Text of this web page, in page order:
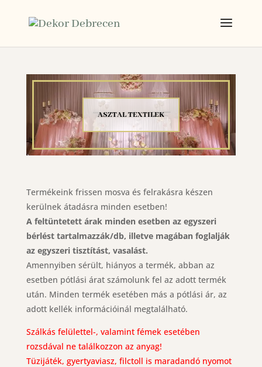
ASZTAL TEXTILEK
Termékeink frissen mosva és felrakásra készen
kerülnek átadásra minden esetben!
A feltüntetett árak minden esetben az egyszeri
bérlést tartalmazzák/db, illetve magában foglalják
az egyszeri tisztítást, vasalást.
Amennyiben sérült, hiányos a termék, abban az
esetben pótlási árat számolunk fel az adott termék
után. Minden termék esetében más a pótlási ár, az
adott kellék információinál megtalálható.
Szálkás felülettel-, valamint fémek esetében
rozsdával ne találkozzon az anyag!
Tüzijáték, gyertyaviasz, filctoll is maradandó nyomot